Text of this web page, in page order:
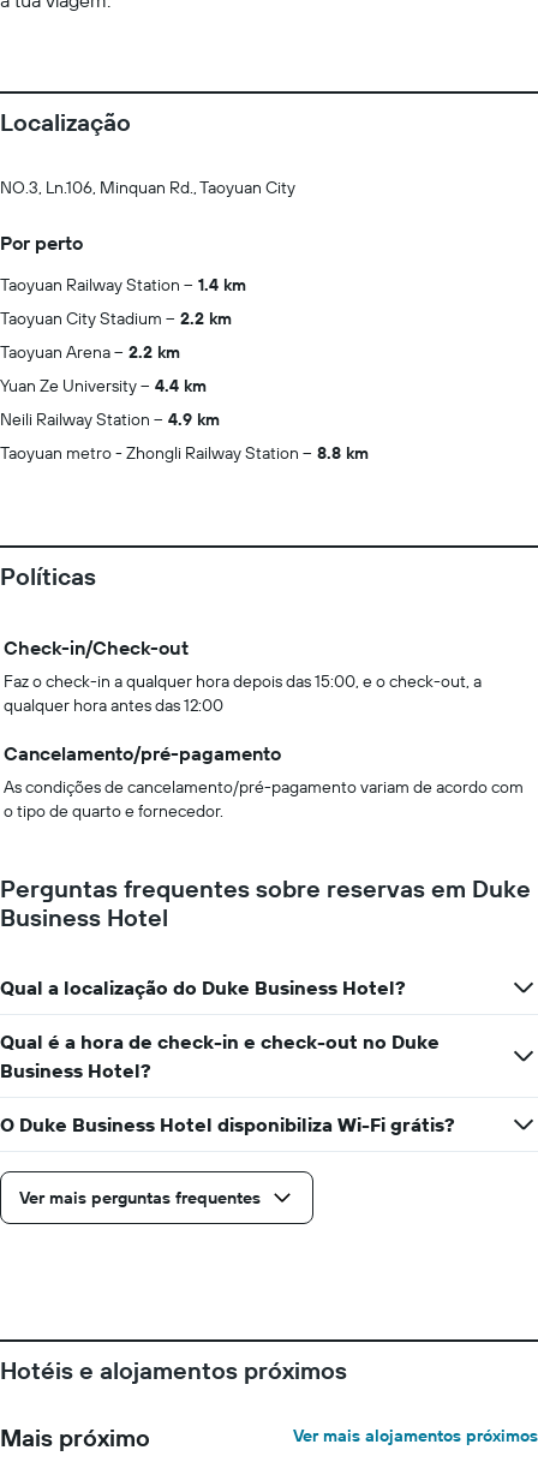
Localização
NO.3, Ln.106, Minquan Rd., Taoyuan City
Por perto
Taoyuan Railway Station
1.4 km
Taoyuan City Stadium
2.2 km
Taoyuan Arena
2.2 km
Yuan Ze University
4.4 km
Neili Railway Station
4.9 km
Taoyuan metro - Zhongli Railway Station
8.8 km
Políticas
Check-in/Check-out
Faz o check-in a qualquer hora depois das 15:00, e o check-out, a
qualquer hora antes das 12:00
Cancelamento/pré-pagamento
As condições de cancelamento/pré-pagamento variam de acordo com
o tipo de quarto e fornecedor.
Perguntas frequentes sobre reservas em Duke
Business Hotel
Qual a localização do Duke Business Hotel?
Qual é a hora de check-in e check-out no Duke
Business Hotel?
O Duke Business Hotel disponibiliza Wi-Fi grátis?
Ver mais perguntas frequentes
Hotéis e alojamentos próximos
Mais próximo Ver mais alojamentos próximos